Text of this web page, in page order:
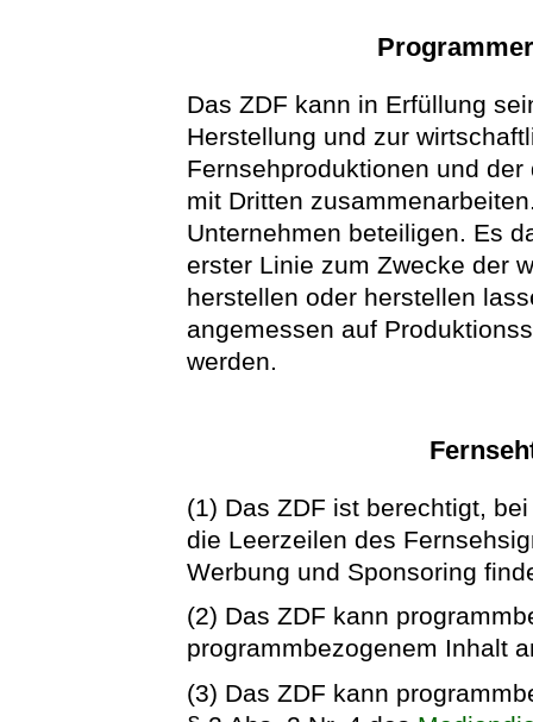
Das ZDF kann in Erfüllung
Herstellung und zur
Fernsehproduktionen und
mit Dritten
Unternehmen beteiligen. Es
erster Linie zum Zwecke der
herstellen oder herstellen
angemessen auf
werden.
(1) Das ZDF ist berechtigt,
die Leerzeilen des
Werbung und Sponsoring
(2) Das ZDF kann
programmbezogenem Inhalt
(3) Das ZDF kann